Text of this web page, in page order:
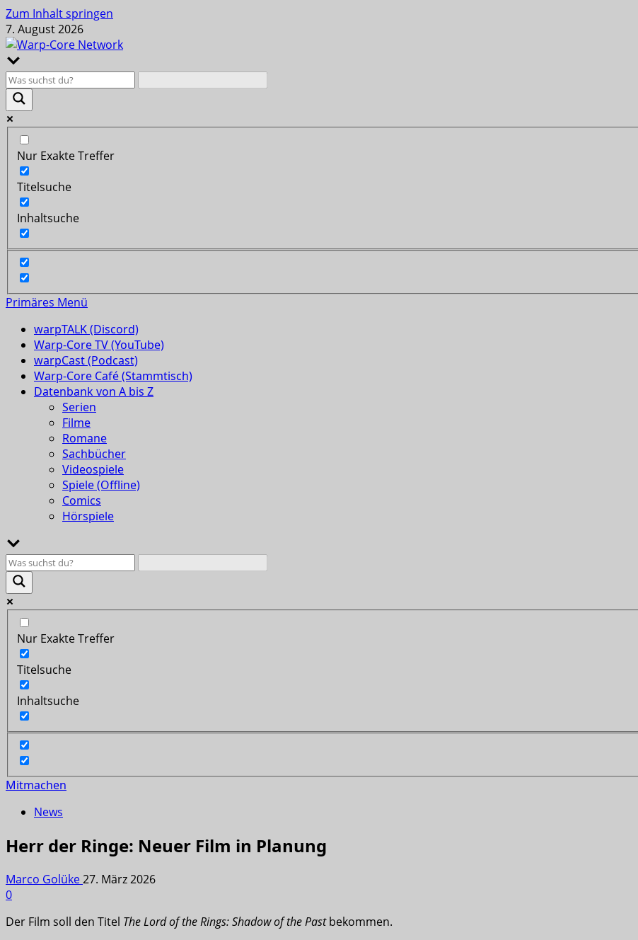
Zum Inhalt springen
7. August 2026
Nur Exakte Treffer
Titelsuche
Inhaltsuche
Primäres Menü
warpTALK (Discord)
Warp-Core TV (YouTube)
warpCast (Podcast)
Warp-Core Café (Stammtisch)
Datenbank von A bis Z
Serien
Filme
Romane
Sachbücher
Videospiele
Spiele (Offline)
Comics
Hörspiele
Nur Exakte Treffer
Titelsuche
Inhaltsuche
Mitmachen
News
Herr der Ringe: Neuer Film in Planung
Marco Golüke27. März 2026
0
Der Film soll den Titel The Lord of the Rings: Shadow of the Pastbekommen.